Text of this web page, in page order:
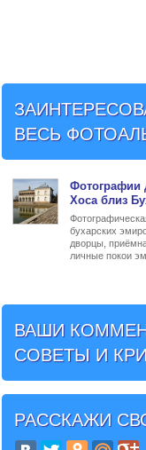
ВЕСЬ
Фотографии
Хоса близ
бухарских
дворцы,
личные покои
ВАШИ
СОВЕТЫ И
РАССКАЖИ